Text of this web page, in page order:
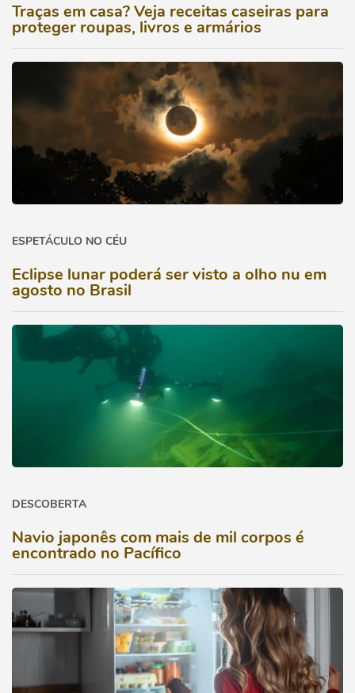
Traças em casa? Veja receitas caseiras para
proteger roupas, livros e armários
ESPETÁCULO NO CÉU
Eclipse lunar poderá ser visto a olho nu em
agosto no Brasil
DESCOBERTA
Navio japonês com mais de mil corpos é
encontrado no Pacífico